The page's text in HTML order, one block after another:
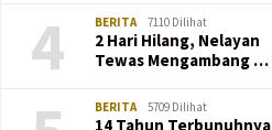
4 BERITA 7110 Dilihat
2 Hari Hilang, Nelayan
Tewas Mengambang …
BERITA 5709 Dilihat
14 Tahun Terbunuhnya